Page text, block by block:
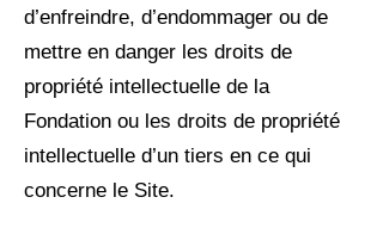
d’enfreindre, d’endommager ou de
mettre en danger les droits de
propriété intellectuelle de la
Fondation ou les droits de propriété
intellectuelle d’un tiers en ce qui
concerne le Site.